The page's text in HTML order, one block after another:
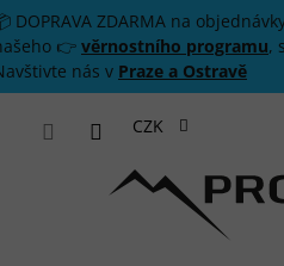
Přejít na obsah
DOPRAVA ZDARMA na
👉 věrnostního programu,
nás v Praze a Ostravě
CZK